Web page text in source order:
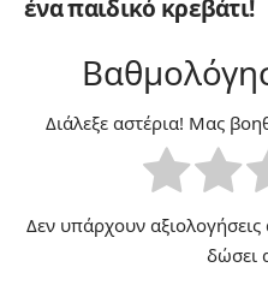
ένα παιδικό κρεβάτι!
Διάλεξε αστέρια! Μας
Δεν υπάρχουν
δώσει